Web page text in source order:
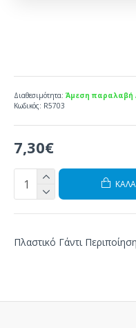
7,30€
Διαθεσιμότητα: Άμεση παραλαβή
Κωδικός: R5703
Πλαστικό Γάντι